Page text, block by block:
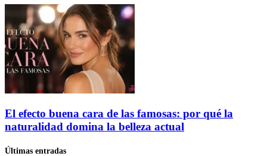
El efecto buena cara de las famosas: por qué la
naturalidad domina la belleza actual
Últimas entradas